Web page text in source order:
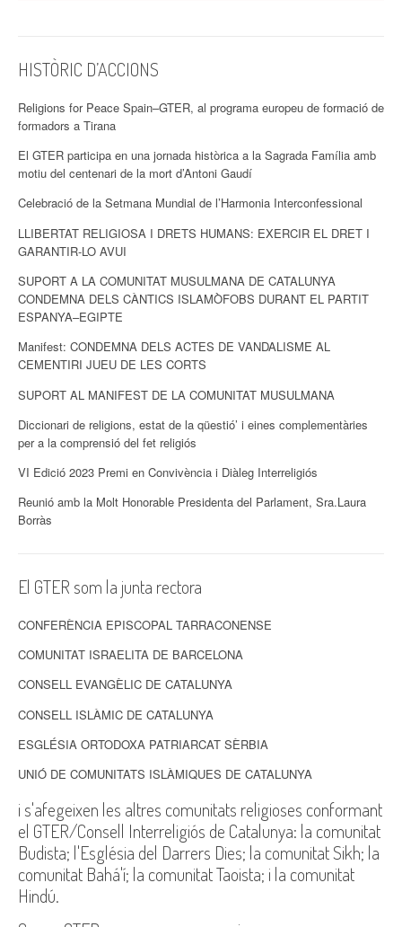
HISTÒRIC D’ACCIONS
Religions for Peace Spain–GTER, al programa europeu de formació de
formadors a Tirana
El GTER participa en una jornada històrica a la Sagrada Família amb
motiu del centenari de la mort d’Antoni Gaudí
Celebració de la Setmana Mundial de l’Harmonia Interconfessional
LLIBERTAT RELIGIOSA I DRETS HUMANS: EXERCIR EL DRET I
GARANTIR-LO AVUI
SUPORT A LA COMUNITAT MUSULMANA DE CATALUNYA
CONDEMNA DELS CÀNTICS ISLAMÒFOBS DURANT EL PARTIT
ESPANYA–EGIPTE
Manifest: CONDEMNA DELS ACTES DE VANDALISME AL
CEMENTIRI JUEU DE LES CORTS
SUPORT AL MANIFEST DE LA COMUNITAT MUSULMANA
Diccionari de religions, estat de la qüestió’ i eines complementàries
per a la comprensió del fet religiós
VI Edició 2023 Premi en Convivència i Diàleg Interreligiós
Reunió amb la Molt Honorable Presidenta del Parlament, Sra.Laura
Borràs
El GTER som la junta rectora
CONFERÈNCIA EPISCOPAL TARRACONENSE
COMUNITAT ISRAELITA DE BARCELONA
CONSELL EVANGÈLIC DE CATALUNYA
CONSELL ISLÀMIC DE CATALUNYA
ESGLÉSIA ORTODOXA PATRIARCAT SÈRBIA
UNIÓ DE COMUNITATS ISLÀMIQUES DE CATALUNYA
i s'afegeixen les altres comunitats religioses conformant
el GTER/Consell Interreligiós de Catalunya: la comunitat
Budista; l'Església del Darrers Dies; la comunitat Sikh; la
comunitat Bahá'í; la comunitat Taoista; i la comunitat
Hindú.